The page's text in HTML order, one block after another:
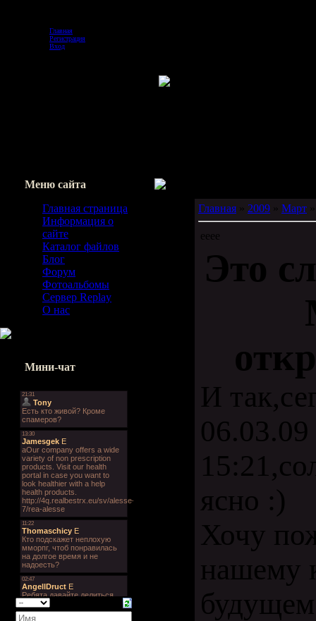
Главная
Регистрация
Вход
Меню сайта
Главная страница
Информация о
сайте
Каталог файлов
Блог
Форум
Фотоальбомы
Сервер Replay
О нас
Мини-чат
Главная » 2009 » Март »
ееее
Это
И
06.03.09
ясно :)
Хочу
нашему